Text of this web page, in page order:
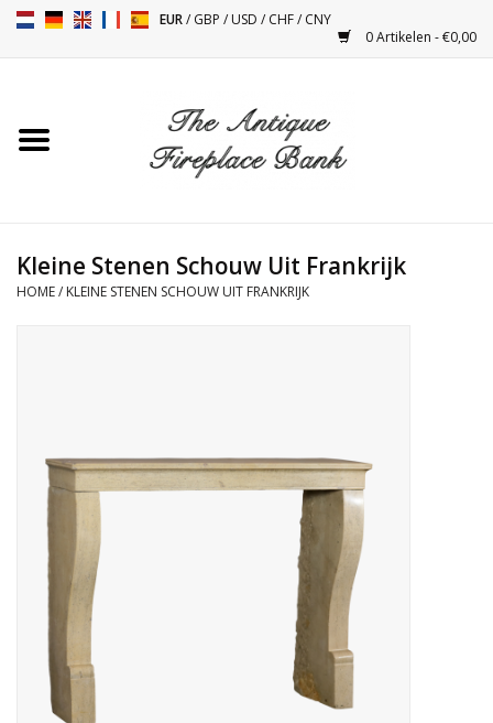
EUR/GBP /USD /CHF/CNY
0 Artikelen - €0,00
Toebehoren
Objecten
Decoratieve Outdoor
Objecten
Vloeren - Steen, Terra Cotta
Outlet
Kleine Stenen Schouw Uit Frankrijk
HOME/ KLEINE STENEN SCHOUW UIT FRANKRIJK